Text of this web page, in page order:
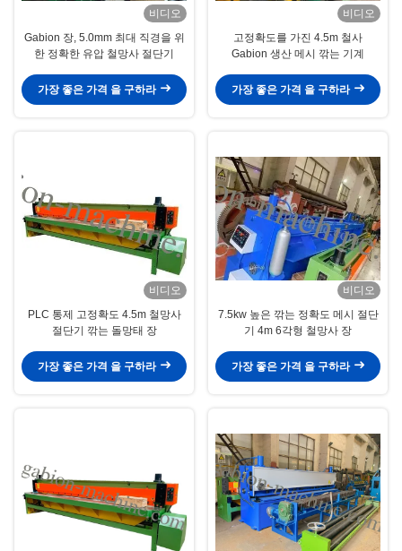
비디오
Gabion 장, 5.0mm 최대 직경을 위
한 정확한 유압 철망사 절단기
가장 좋은 가격 을 구하라
비디오
고정확도를 가진 4.5m 철사
Gabion 생산 메시 깎는 기계
가장 좋은 가격 을 구하라
비디오
PLC 통제 고정확도 4.5m 철망사
절단기 깎는 돌망태 장
가장 좋은 가격 을 구하라
비디오
7.5kw 높은 깎는 정확도 메시 절단
기 4m 6각형 철망사 장
가장 좋은 가격 을 구하라